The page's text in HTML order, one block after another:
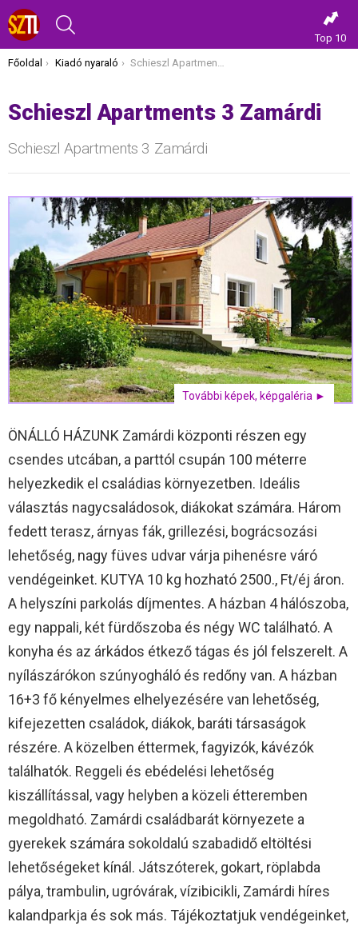
Top 10
Itt vagy most:
Főoldal Kiadó nyaraló Schieszl Apartments 3 Zamárdi
Schieszl Apartments 3 Zamárdi
Schieszl Apartments 3 Zamárdi
További képek, képgaléria ►
ÖNÁLLÓ HÁZUNK Zamárdi központi részen egy
csendes utcában, a parttól csupán 100 méterre
helyezkedik el családias környezetben. Ideális
választás nagycsaládosok, diákokat számára. Három
fedett terasz, árnyas fák, grillezési, bográcsozási
lehetőség, nagy füves udvar várja pihenésre váró
vendégeinket. KUTYA 10 kg hozható 2500., Ft/éj áron.
A helyszíni parkolás díjmentes. A házban 4 hálószoba,
egy nappali, két fürdőszoba és négy WC található. A
konyha és az árkádos étkező tágas és jól felszerelt. A
nyílászárókon szúnyogháló és redőny van. A házban
16+3 fő kényelmes elhelyezésére van lehetőség,
kifejezetten családok, diákok, baráti társaságok
részére. A közelben éttermek, fagyizók, kávézók
találhatók. Reggeli és ebédelési lehetőség
kiszállítással, vagy helyben a közeli étteremben
megoldható. Zamárdi családbarát környezete a
gyerekek számára sokoldalú szabadidő eltöltési
lehetőségeket kínál. Játszóterek, gokart, röplabda
pálya, trambulin, ugróvárak, vízibicikli, Zamárdi híres
kalandparkja és sok más. Tájékoztatjuk vendégeinket,